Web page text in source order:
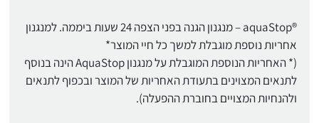
®aquaStop – מנגנון הגנה בפני הצפה 24 שעות ביממה. למנגנון
אחריות נוספת מוגבלת למשך כל חיי המוצר*
(* האחריות הנוספת המוגבלת על מנגנון AquaStop הינה בנוסף
לתנאים המצוינים בתעודת האחריות של המוצר ובכפוף לתנאים
ולהנחיות המצויים בחוברת ההפעלה).